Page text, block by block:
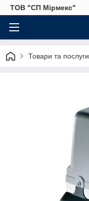
ТОВ "СП Мірмекс"
Товари та послуги